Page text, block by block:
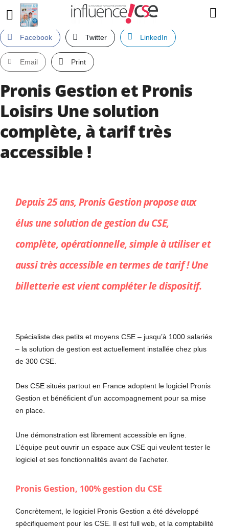
Facebook Twitter LinkedIn
Email Print
Pronis Gestion et Pronis
Loisirs Une solution
complète, à tarif très
accessible !
Depuis 25 ans, Pronis Gestion propose aux
élus une solution de gestion du CSE,
complète, opérationnelle, simple à utiliser et
aussi très accessible en termes de tarif ! Une
billetterie est vient compléter le dispositif.
Spécialiste des petits et moyens CSE – jusqu’à 1000 salariés
– la solution de gestion est actuellement installée chez plus
de 300 CSE.
Des CSE situés partout en France adoptent le logiciel Pronis
Gestion et bénéficient d’un accompagnement pour sa mise
en place.
Une démonstration est librement accessible en ligne.
L’équipe peut ouvrir un espace aux CSE qui veulent tester le
logiciel et ses fonctionnalités avant de l’acheter.
Pronis Gestion, 100% gestion du CSE
Concrètement, le logiciel Pronis Gestion a été développé
spécifiquement pour les CSE. Il est full web, et la comptabilité